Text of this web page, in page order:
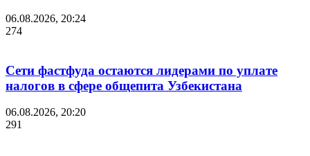
06.08.2026, 20:24
274
Сети фастфуда остаются лидерами по уплате
налогов в сфере общепита Узбекистана
06.08.2026, 20:20
291